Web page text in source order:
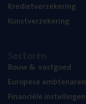
Kre­diet­ver­ze­ke­ring
Kunst­ver­ze­ke­ring
Bouw& vastgoed
Euro­pe­se ambtenaren
Finan­ci­ë­le instellingen